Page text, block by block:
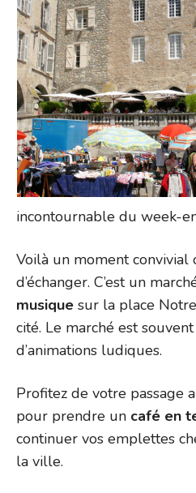
incontournable du week-
Voilà un moment convivial
d’échanger. C’est un
musique sur la place
cité. Le marché est
d’animations ludiques.
Profitez de votre passage
pour prendre un café en
continuer vos emplettes
la ville.